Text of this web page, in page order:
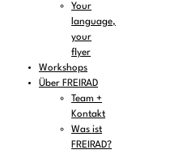
Your
language,
your
flyer
Workshops
Über FREIRAD
Team +
Kontakt
Was ist
FREIRAD?